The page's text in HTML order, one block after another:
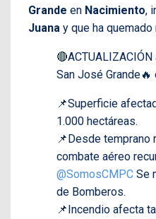
Grande en Nacimiento,
Juana y que ha
San José Grande🔥
📌Superficie
1.000 hectáreas.
📌Desde temprano
combate aéreo
@SomosCMPC Se
de Bomberos.
📌Incendio afecta